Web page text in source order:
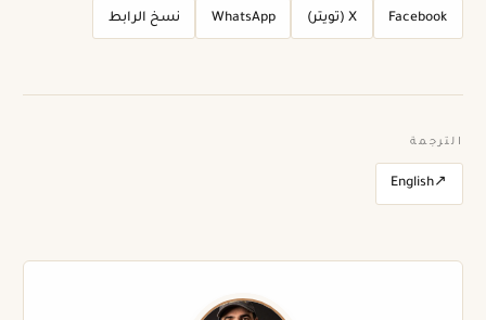
Facebook X (تويتر) WhatsApp نسخ الرابط
الترجمة
English↗